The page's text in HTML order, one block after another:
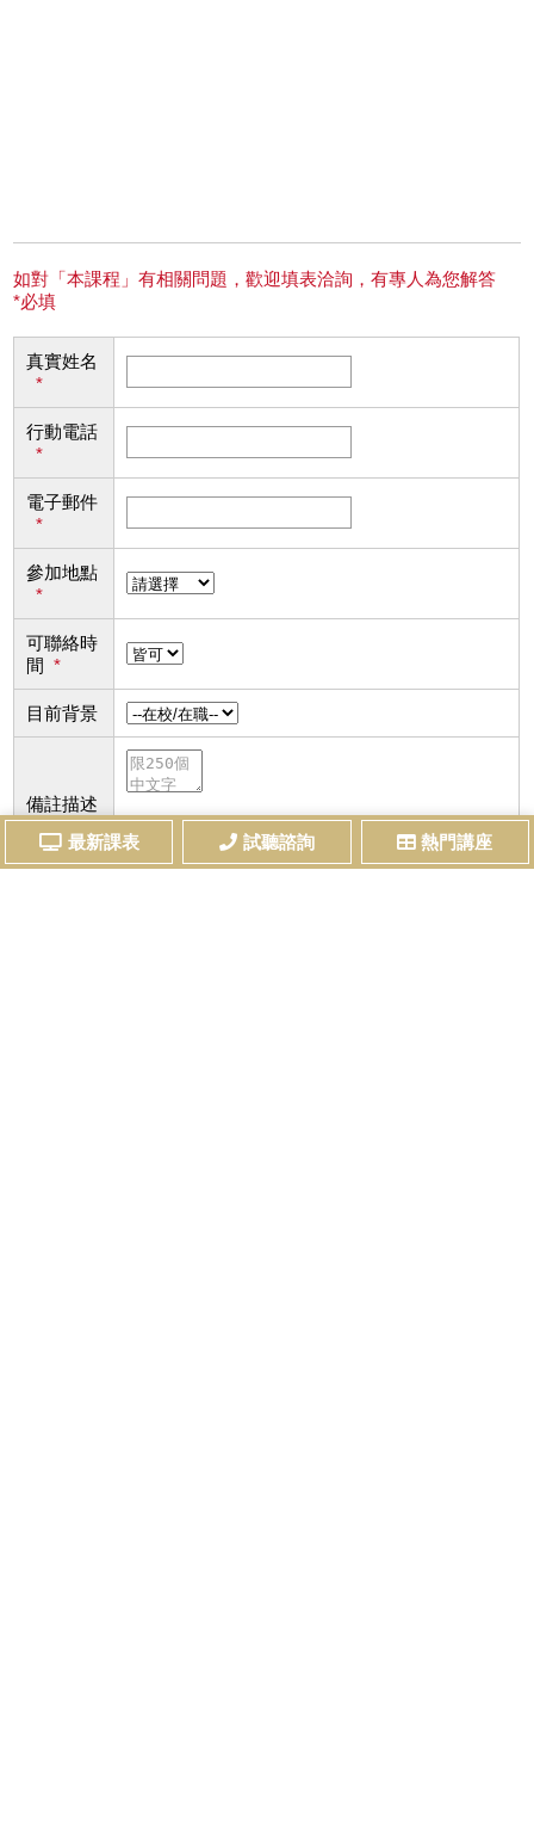
最新課表 試聽諮詢 熱門講座
如對「本課程」有相關問題，歡迎填表洽詢，有專人為您解答
*必填
真實姓名
*
行動電話
*
電子郵件
*
參加地點
*
可聯絡時
間 *
目前背景
備註描述
註：同學若有預約試聽或課程諮詢等需求，均可
留言，我們會儘快與您聯絡。